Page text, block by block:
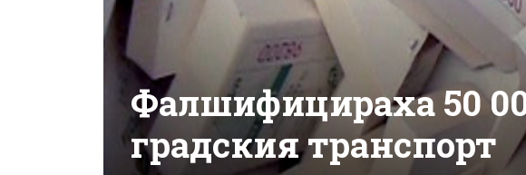
Фалшифицираха 50
градския транспорт